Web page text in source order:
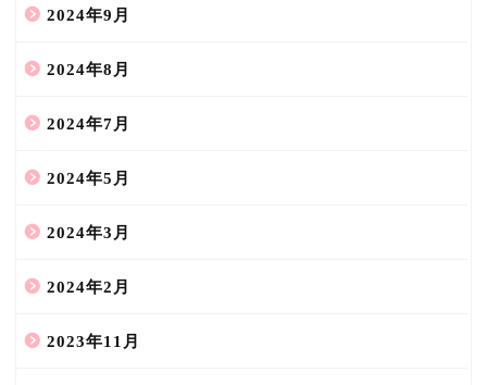
2024年9月
2024年8月
2024年7月
2024年5月
2024年3月
2024年2月
2023年11月